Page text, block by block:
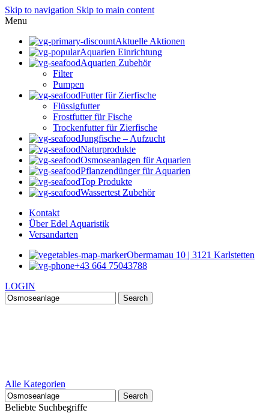
Skip to navigation Skip to main content
Menu
Aktuelle Aktionen
Aquarien Einrichtung
Aquarien Zubehör
Filter
Pumpen
Futter für Zierfische
Flüssigfutter
Frostfutter für Fische
Trockenfutter für Zierfische
Jungfische – Aufzucht
Naturprodukte
Osmoseanlagen für Aquarien
Pflanzendünger für Aquarien
Top Produkte
Wassertest Zubehör
Kontakt
Über Edel Aquaristik
Versandarten
Obermamau 10 | 3121 Karlstetten
+43 664 75043788
LOGIN
Search
Alle Kategorien
Search
Beliebte Suchbegriffe